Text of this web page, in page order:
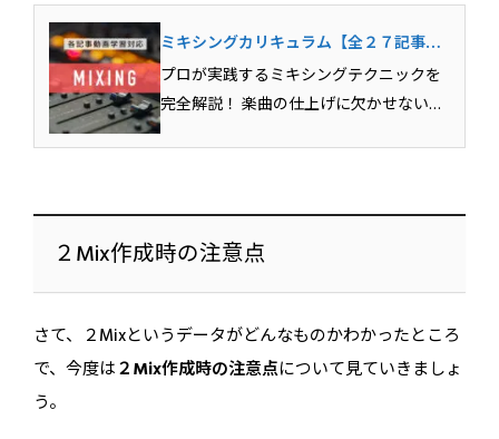
ミキシングカリキュラム【全２７記事＋
追加セミナー】
プロが実践するミキシングテクニックを
完全解説！ 楽曲の仕上げに欠かせない
ング技術の上達は避けて通れないものと
なりました。そ...
２Mix作成時の注意点
さて、２Mixというデータがどんなものかわかったところ
で、今度は２Mix作成時の注意点について見ていきましょ
う。